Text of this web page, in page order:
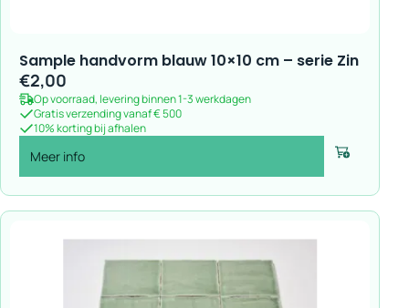
Sample handvorm blauw 10×10 cm – serie Zin
€2,00
Op voorraad, levering binnen 1-3 werkdagen
Gratis verzending vanaf € 500
10% korting bij afhalen
Meer info Voeg toe